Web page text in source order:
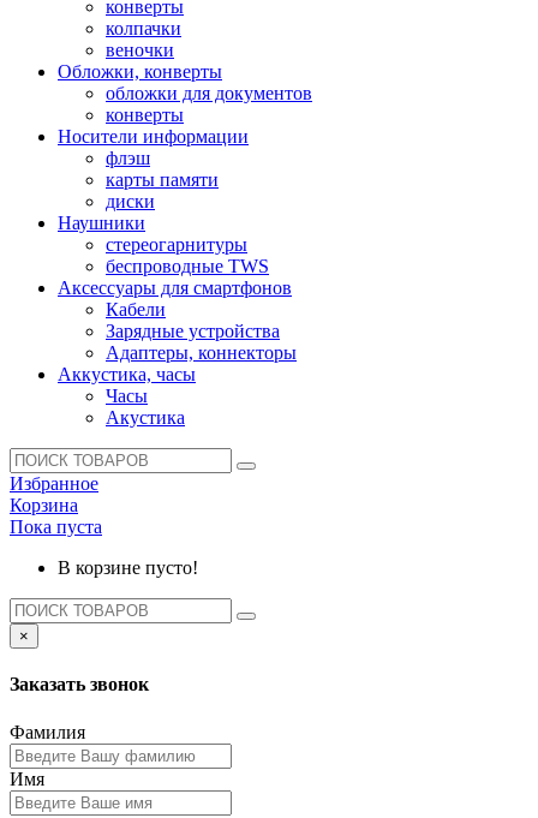
конверты
колпачки
веночки
Обложки, конверты
обложки для документов
конверты
Носители информации
флэш
карты памяти
диски
Наушники
стереогарнитуры
беспроводные TWS
Аксессуары для смартфонов
Кабели
Зарядные устройства
Адаптеры, коннекторы
Аккустика, часы
Часы
Акустика
Избранное
Корзина
Пока пуста
В корзине пусто!
×
Заказать звонок
Фамилия
Имя